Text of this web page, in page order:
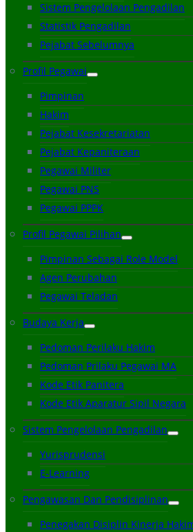
Sistem Pengelolaan Pengadilan
Statistik Pengadilan
Pejabat Sebelumnya
Profil Pegawai
Pimpinan
Hakim
Pejabat Kesekretariatan
Pejabat Kepaniteraan
Pegawai Militer
Pegawai PNS
Pegawai PPPK
Profil Pegawai Pilihan
Pimpinan Sebagai Role Model
Agen Perubahan
Pegawai Teladan
Budaya Kerja
Pedoman Perilaku Hakim
Pedoman Prilaku Pegawai MA
Kode Etik Panitera
Kode Etik Aparatur Sipil Negara
Sistem Pengelolaan Pengadilan
Yurisprudensi
E-Learning
Pengawasan Dan Pendisiplinan
Penegakan Disiplin Kinerja